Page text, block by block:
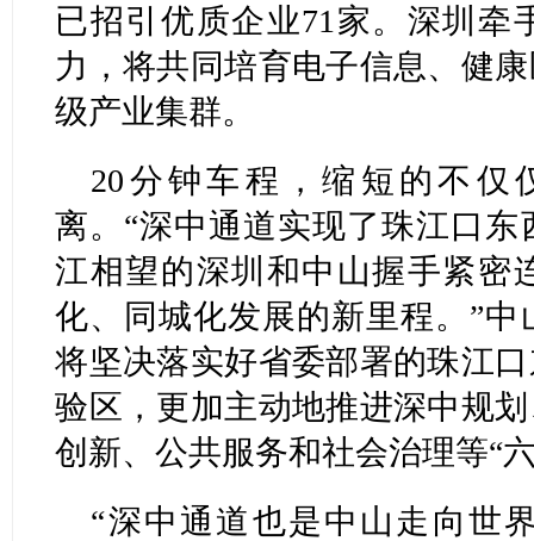
已招引优质企业71家。深圳牵
力，将共同培育电子信息、健
级产业集群。
20分钟车程，缩短的不仅
离。“深中通道实现了珠江口
江相望的深圳和中山握手紧密
化、同城化发展的新里程。”
将坚决落实好省委部署的珠江
验区，更加主动地推进深中规
创新、公共服务和社会治理等“
“深中通道也是中山走向世